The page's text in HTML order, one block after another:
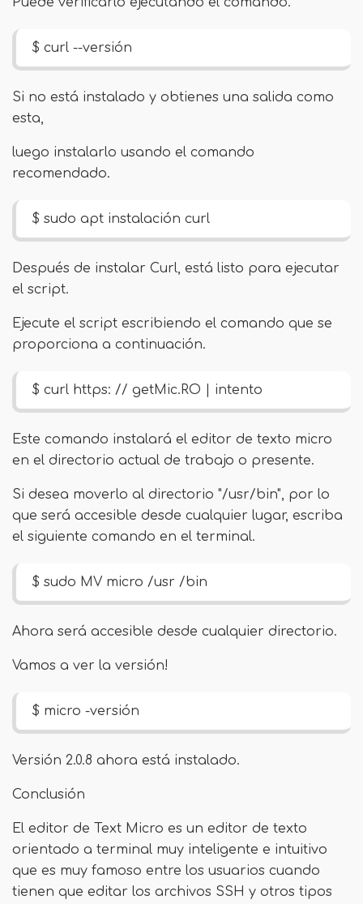
$ curl --versión
Si no está instalado y obtienes una salida como
esta,
luego instalarlo usando el comando
recomendado.
$ sudo apt instalación curl
Después de instalar Curl, está listo para ejecutar
el script.
Ejecute el script escribiendo el comando que se
proporciona a continuación.
$ curl https: // getMic.RO | intento
Este comando instalará el editor de texto micro
en el directorio actual de trabajo o presente.
Si desea moverlo al directorio "/usr/bin", por lo
que será accesible desde cualquier lugar, escriba
el siguiente comando en el terminal.
$ sudo MV micro /usr /bin
Ahora será accesible desde cualquier directorio.
Vamos a ver la versión!
$ micro -versión
Versión 2.0.8 ahora está instalado.
Conclusión
El editor de Text Micro es un editor de texto
orientado a terminal muy inteligente e intuitivo
que es muy famoso entre los usuarios cuando
tienen que editar los archivos SSH y otros tipos